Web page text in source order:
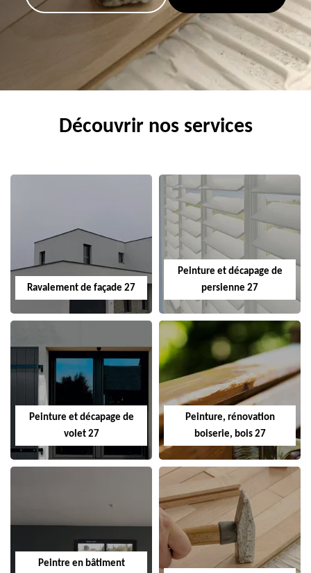
Découvrir nos services
Ravalement de façade 27
Peinture et décapage de
persienne 27
Peinture et décapage de
volet 27
Peinture, rénovation
boiserie, bois 27
Peintre en bâtiment